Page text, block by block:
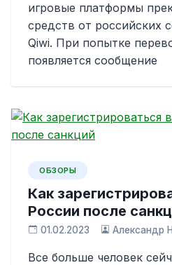
игровые платформы
средств от российских
Qiwi. При попытке
появляется сообщение
ОБЗОРЫ
Как
России после
01.02.2023 Александр
Все больше человек